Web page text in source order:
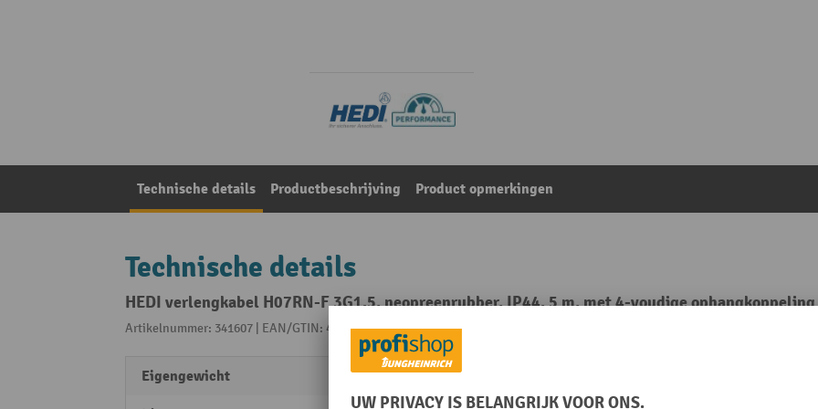
Technische details Productbeschrijving Product opmerkingen
Technische details
HEDI verlengkabel H07RN-F 3G1.5, neopreenrubber, IP44, 5 m, met 4-voudige ophangkoppeling
Artikelnummer: 341607 | EAN/GTIN: 4003644014989Uit de categorie:
Eigengewicht 1,3 kg